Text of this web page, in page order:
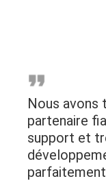
Nous avons
partenaire
support et